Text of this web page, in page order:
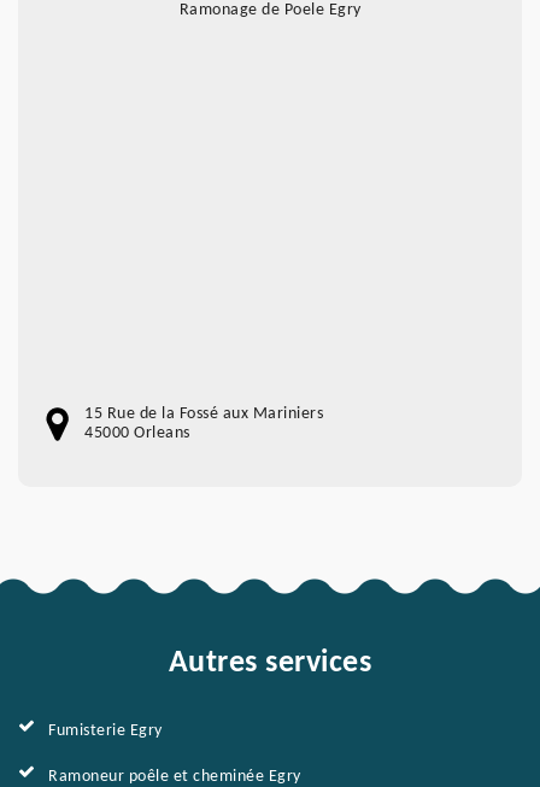
Ramonage de Poele Egry
15 Rue de la Fossé aux Mariniers
45000 Orleans
Autres services
Fumisterie Egry
Ramoneur poêle et cheminée Egry